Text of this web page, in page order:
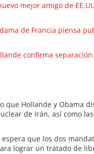
mejor amigo de
de Francia piensa
confirma
que Hollande y Obama
de Irán, así como
espera que los dos
lograr un tratado de